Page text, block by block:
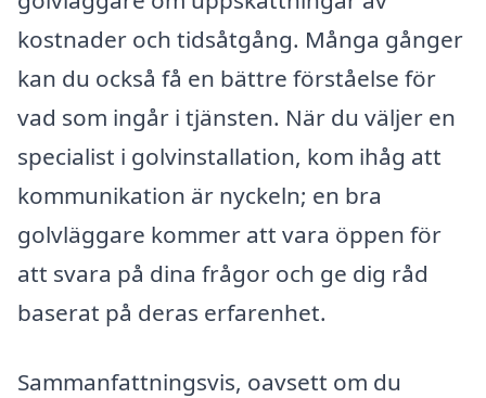
kostnader och tidsåtgång. Många gånger
kan du också få en bättre förståelse för
vad som ingår i tjänsten. När du väljer en
specialist i golvinstallation, kom ihåg att
kommunikation är nyckeln; en bra
golvläggare kommer att vara öppen för
att svara på dina frågor och ge dig råd
baserat på deras erfarenhet.
Sammanfattningsvis, oavsett om du